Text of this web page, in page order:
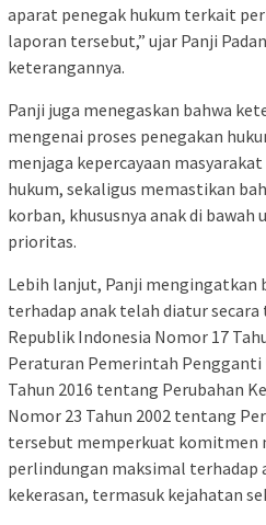
aparat penegak hukum terkait
laporan tersebut,” ujar Panji
keterangannya.
Panji juga menegaskan bahwa
mengenai proses penegakan
menjaga kepercayaan
hukum, sekaligus memastikan
korban, khususnya anak di
prioritas.
Lebih lanjut, Panji mengingatkan
terhadap anak telah diatur
Republik Indonesia Nomor 17
Peraturan Pemerintah Pengganti
Tahun 2016 tentang Perubahan
Nomor 23 Tahun 2002 tentang
tersebut memperkuat komitmen
perlindungan maksimal terhadap
kekerasan, termasuk kejahatan